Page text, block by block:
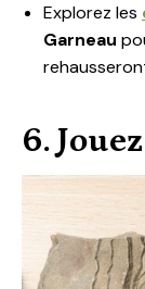
Explorez les
Garneau
6.